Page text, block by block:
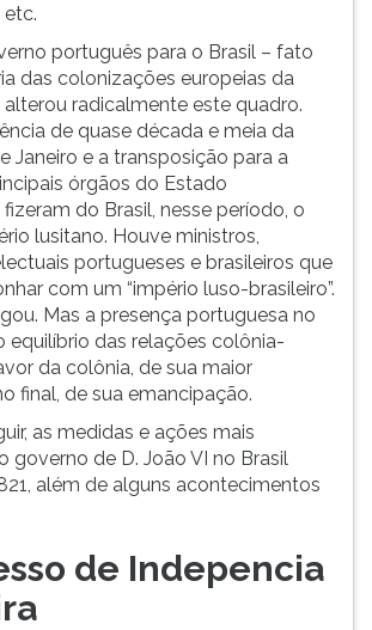
etc.
português para o Brasil – fato
das colonizações europeias da
radicalmente este quadro.
de quase década e meia da
Janeiro e a transposição para a
órgãos do Estado
do Brasil, nesse período, o
lusitano. Houve ministros,
portugueses e brasileiros que
com um “império luso-brasileiro”.
Mas a presença portuguesa no
equilíbrio das relações colônia-
da colônia, de sua maior
final, de sua emancipação.
as medidas e ações mais
governo de D. João VI no Brasil
além de alguns acontecimentos
de Indepencia